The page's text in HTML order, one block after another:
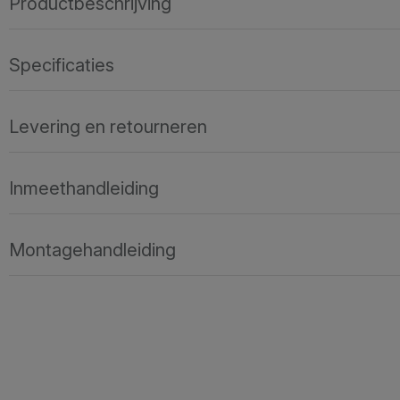
Specificaties
Levering en retourneren
Inmeethandleiding
Montagehandleiding